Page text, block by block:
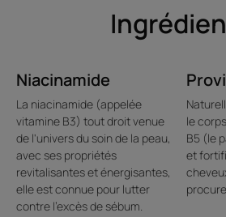
énergisant naturel, en Vitamines et
il aide les cheveux à retrouver force
• FORMULE SENSORIELLE : la
pétillante, gorgée de précieuses
essentielles, enveloppe les
vivifiant, aux notes fusantes
Texture
Niacinamide
La niacinamide (appelée
vitamine B3) tout droit venue
de l'univers du soin de la peau,
avec ses propriétés
revitalisantes et énergisantes,
elle est connue pour lutter
contre l'excès de sébum.
le
B5 (le
et